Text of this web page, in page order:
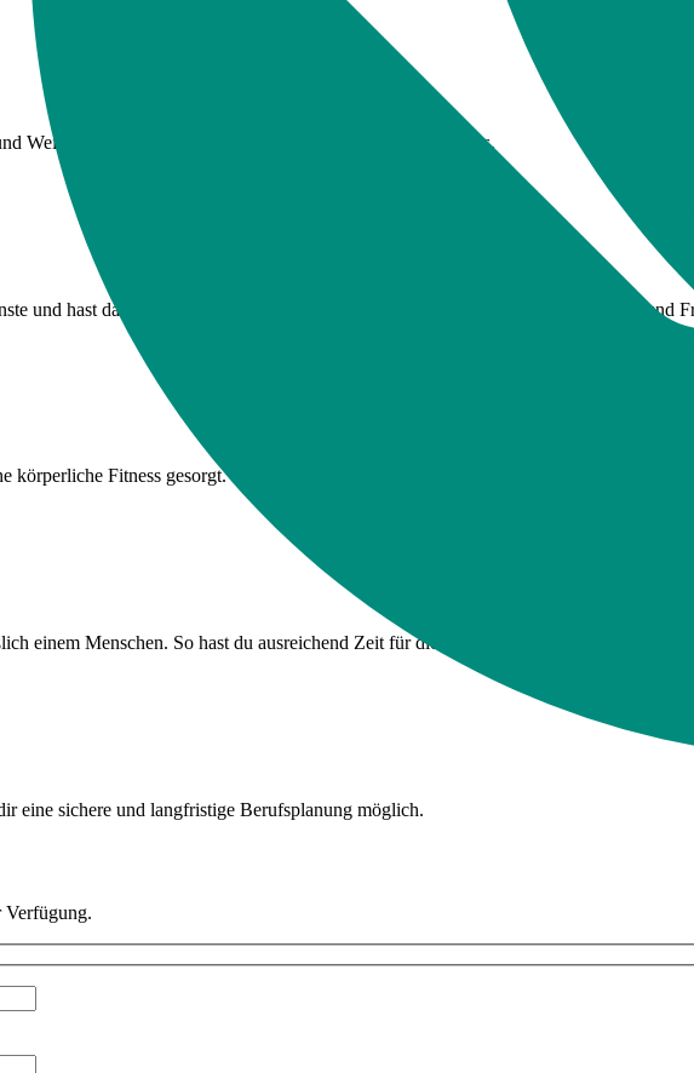
Weiterbildungen an, wie z. B. den außerklinischen Basiskurs.
und hast dadurch einen halben Monat frei. So hast du ausgiebig Zeit für Familie und
Fitness gesorgt. Trainiere und halte dich in zahlreichen Sporteinrichtungen fit.
einem Menschen. So hast du ausreichend Zeit für die Pflege und kannst dich voll und
eine sichere und langfristige Berufsplanung möglich.
Verfügung.